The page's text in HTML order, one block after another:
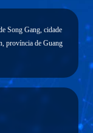
Song Gang, cidade
província de Guang